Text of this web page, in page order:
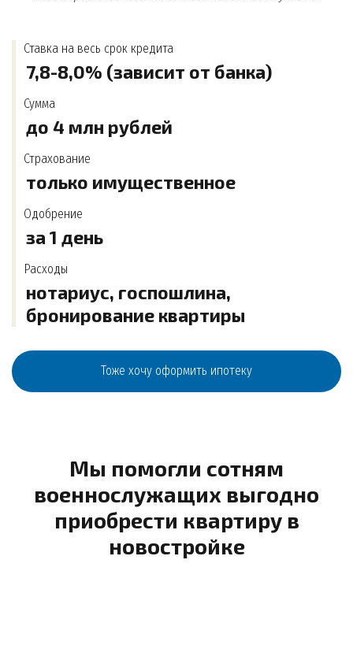
Ставка на весь срок кредита
7,8-8,0% (зависит от банка)
Сумма
до 4 млн рублей
Страхование
только имущественное
Одобрение
за 1 день
Расходы
нотариус, госпошлина,
бронирование квартиры
Тоже хочу оформить ипотеку
Мы помогли сотням
военнослужащих выгодно
приобрести квартиру в
новостройке